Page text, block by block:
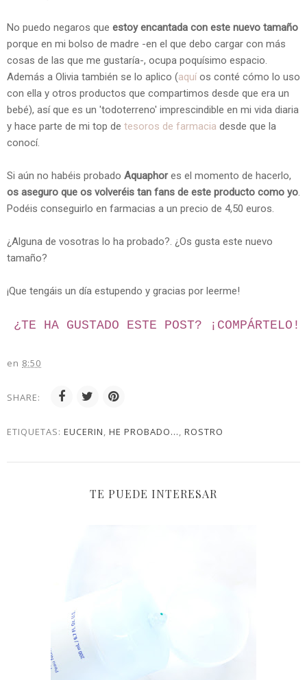
No puedo negaros que estoy encantada con este nuevo tamaño
porque en mi bolso de madre -en el que debo cargar con más
cosas de las que me gustaría-, ocupa poquísimo espacio.
Además a Olivia también se lo aplico (aquí os conté cómo lo uso
con ella y otros productos que compartimos desde que era un
bebé), así que es un 'todoterreno' imprescindible en mi vida diaria
y hace parte de mi top de tesoros de farmacia desde que la
conocí.
Si aún no habéis probado Aquaphores el momento de hacerlo,
os aseguro que os volveréis tan fans de este producto como yo
Podéis conseguirlo en farmacias a un precio de 4,50 euros.
¿Alguna de vosotras lo ha probado?. ¿Os gusta este nuevo
tamaño?
¡Que tengáis un día estupendo y gracias por leerme!
¿TE HA GUSTADO ESTE POST? ¡ COMPÁRTELO!
en 8:50
SHARE:
ETIQUETAS: EUCERIN HE PROBADO... ROSTRO
TE PUEDE INTERESAR